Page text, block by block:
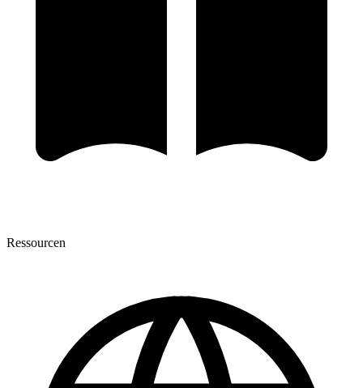
Ressourcen